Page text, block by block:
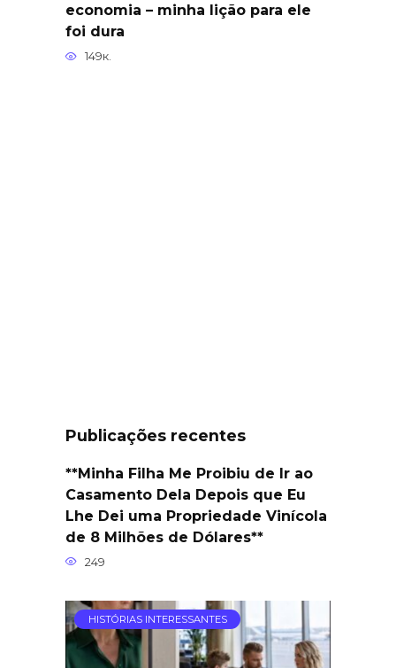
economia – minha lição para ele
foi dura
149к.
Publicações recentes
**Minha Filha Me Proibiu de Ir ao
Casamento Dela Depois que Eu
Lhe Dei uma Propriedade Vinícola
de 8 Milhões de Dólares**
249
HISTÓRIAS INTERESSANTES